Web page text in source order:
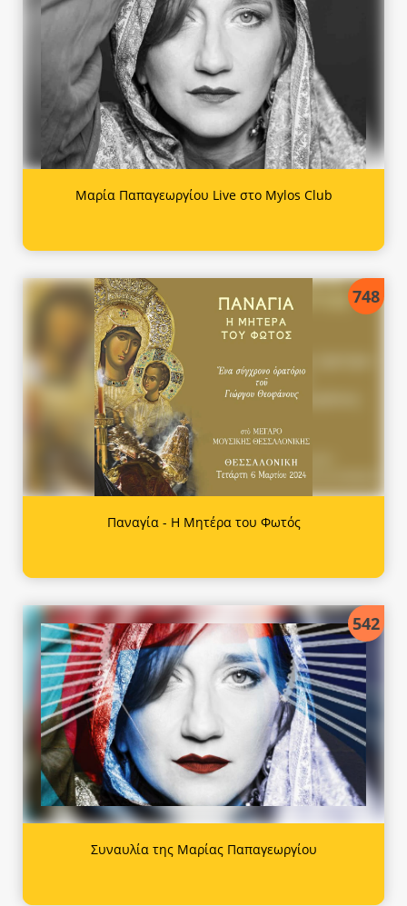
Μαρία Παπαγεωργίου Live στο Mylos Club
748
Παναγία - Η Μητέρα του Φωτός
542
Συναυλία της Μαρίας Παπαγεωργίου